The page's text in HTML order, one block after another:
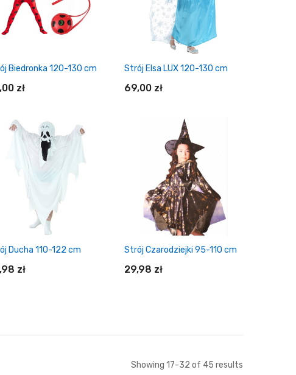
Dodaj do koszyka
Biedronka 120-130 cm
zł
Dodaj do koszyka
Strój Elsa LUX 120-130 cm
69,00 zł
Ducha 110-122 cm
zł
Strój Czarodziejki 95-110 cm
29,98 zł
Showing 17-32 of 45 results